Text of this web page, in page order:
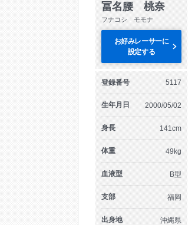
冨名腰 桃奈
フナコシ モモナ
お好みレーサーに
設定する
登録番号 5117
生年月日 2000/05/02
身長 141cm
体重 49kg
血液型 B型
支部 福岡
出身地 沖縄県